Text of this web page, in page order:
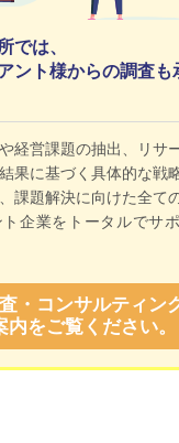
では、
ント様からの調査も
経営課題の抽出、リサ
果に基づく具体的な戦
課題解決に向けた全て
企業をトータルでサ
・コンサルティン
内をご覧ください。